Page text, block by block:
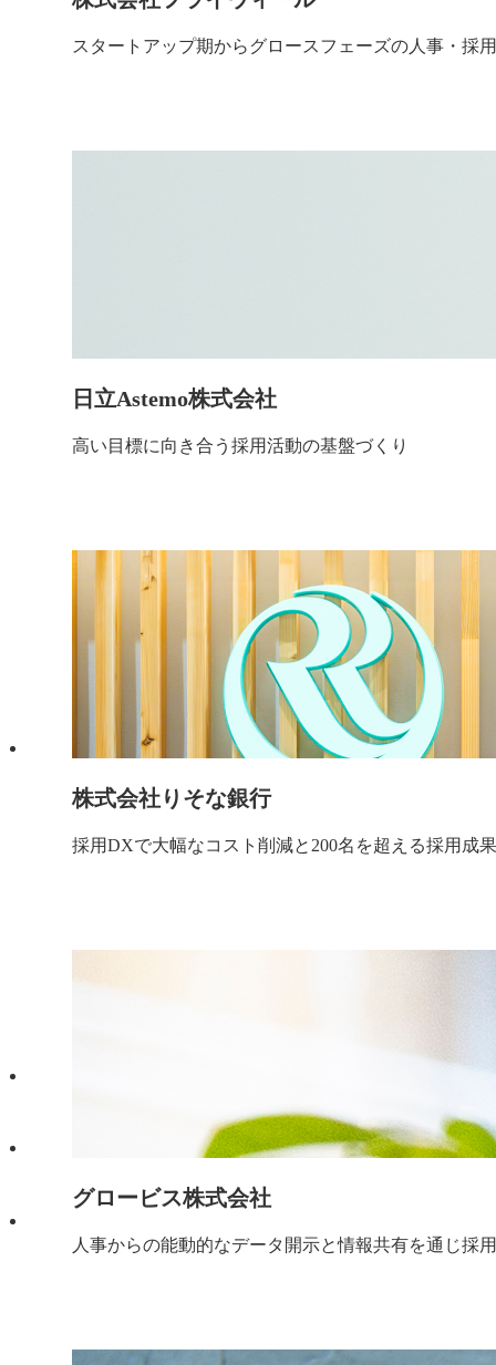
スタートアップ期からグロースフェーズの人事・採
日立Astemo株式会社
高い目標に向き合う採用活動の基盤づくり
株式会社りそな銀行
採用DXで大幅なコスト削減と200名を超える採用成
グロービス株式会社
人事からの能動的なデータ開示と情報共有を通じ採